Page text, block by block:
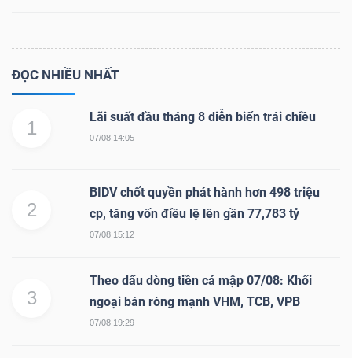
ĐỌC NHIỀU NHẤT
1
Lãi suất đầu tháng 8 diễn biến trái chiều
07/08 14:05
2
BIDV chốt quyền phát hành hơn 498 triệu
cp, tăng vốn điều lệ lên gần 77,783 tỷ
07/08 15:12
3
Theo dấu dòng tiền cá mập 07/08: Khối
ngoại bán ròng mạnh VHM, TCB, VPB
07/08 19:29
Dữ
liệu